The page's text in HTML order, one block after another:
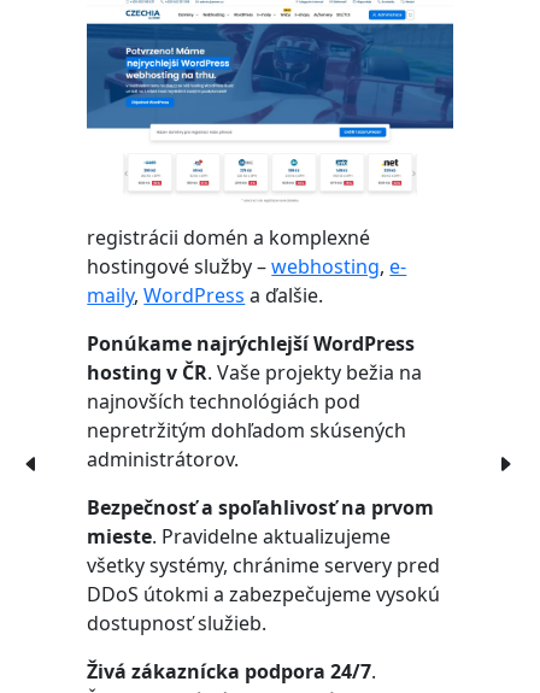
registrácii domén a komplexné
hostingové služby –webhosting,e-
maily,WordPress a ďalšie.
Ponúkame najrýchlejší WordPress
hosting v ČR. Vaše projekty bežia na
najnovších technológiách pod
nepretržitým dohľadom skúsených
administrátorov.
Bezpečnosť a spoľahlivosť na prvom
mieste. Pravidelne aktualizujeme
všetky systémy, chránime servery pred
DDoS útokmi a zabezpečujeme vysokú
dostupnosť služieb.
Živá zákaznícka podpora 24/7.